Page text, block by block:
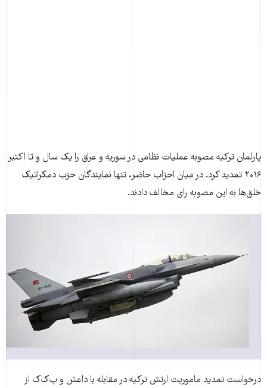
پارلمان ترکیه مصوبه عملیات نظامی در سوریه و عراق را یک سال و تا اکتبر
۲۰۱۶ تمدید کرد. در میان احزاب حاضر، تنها نمایندگان حزب دمکراتیک
خلق‌ها به این مصوبه رای مخالف دادند.
درخواست تمدید ماموریت ارتش ترکیه در مقابله با داعش و پ‌ک‌ک از